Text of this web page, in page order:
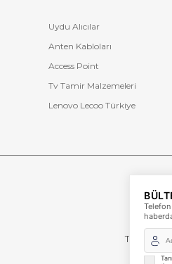
Uydu Alıcılar
Anten Kabloları
Access Point
Tv Tamir Malzemeleri
Lenovo Lecoo Türkiye
Tevfik Bey